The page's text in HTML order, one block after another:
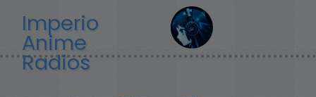
contenido
principal
Imperio
Anime
Radios